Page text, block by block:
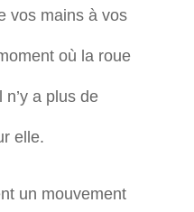
vos mains à vos
où la roue
a plus de
elle.
un mouvement